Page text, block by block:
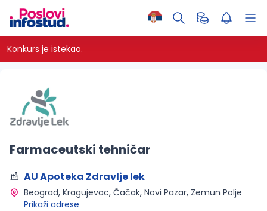
Konkurs je istekao.
Farmaceutski tehničar
AU Apoteka Zdravlje lek
Beograd, Kragujevac, Čačak, Novi Pazar, Zemun Polje
Prikaži adrese